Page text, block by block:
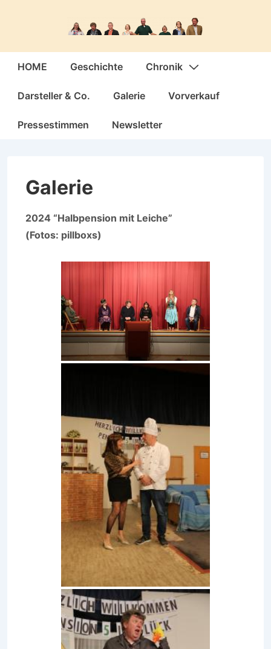
Hauptnavigation
HOME Geschichte Chronik
Darsteller & Co. Galerie Vorverkauf
Pressestimmen Newsletter
Galerie
2024 “Halbpension mit Leiche”
(Fotos: pillboxs)